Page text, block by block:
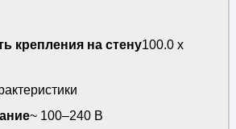
крепления на стену100.0 x
~ 100–240 В